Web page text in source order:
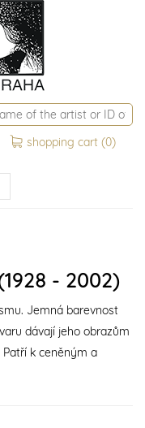
shopping cart (0)
- 2002)
Jemná barevnost
dávají jeho obrazům
k ceněným a